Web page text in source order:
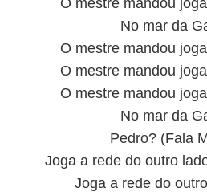
O mestre mandou
No mar da
O mestre mandou
O mestre mandou
O mestre mandou
No mar da
Pedro? (Fala
Joga a rede do outro
Joga a rede do